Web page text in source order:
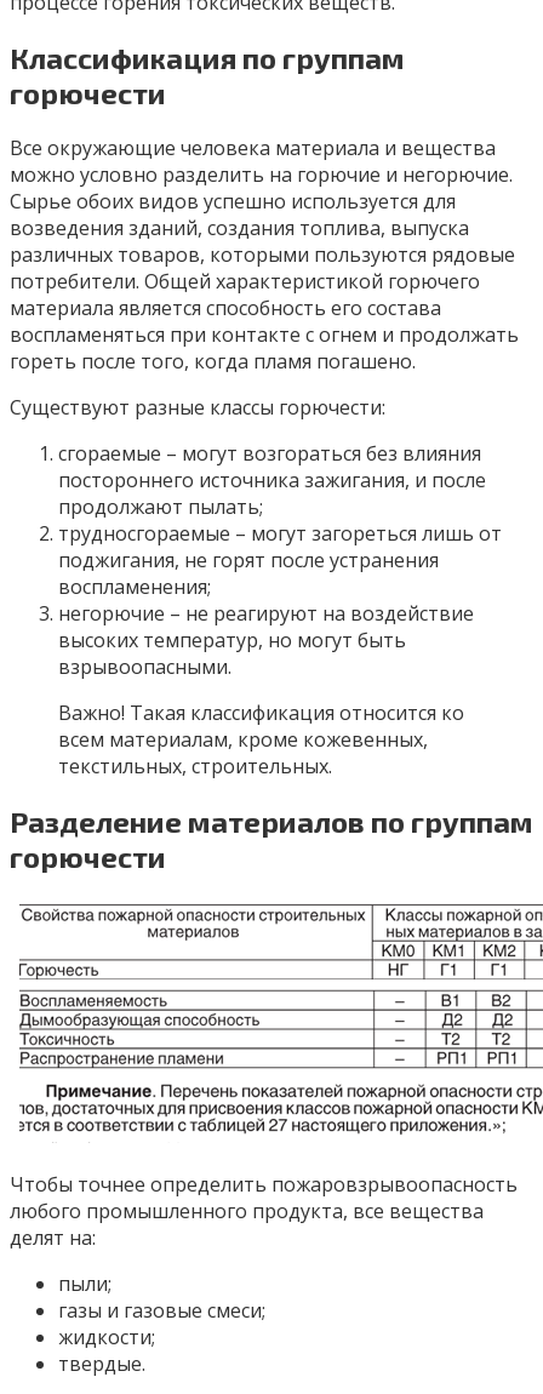
Классификация по группам
горючести
Все окружающие человека материала и вещества
можно условно разделить на горючие и негорючие.
Сырье обоих видов успешно используется для
возведения зданий, создания топлива, выпуска
различных товаров, которыми пользуются рядовые
потребители. Общей характеристикой горючего
материала является способность его состава
воспламеняться при контакте с огнем и продолжать
гореть после того, когда пламя погашено.
Существуют разные классы горючести:
сгораемые – могут возгораться без влияния
постороннего источника зажигания, и после
продолжают пылать;
трудносгораемые – могут загореться лишь от
поджигания, не горят после устранения
воспламенения;
негорючие – не реагируют на воздействие
высоких температур, но могут быть
взрывоопасными.
Важно! Такая классификация относится ко
всем материалам, кроме кожевенных,
текстильных, строительных.
Разделение материалов по группам
горючести
Чтобы точнее определить пожаровзрывоопасность
любого промышленного продукта, все вещества
делят на:
пыли;
газы и газовые смеси;
жидкости;
твердые.